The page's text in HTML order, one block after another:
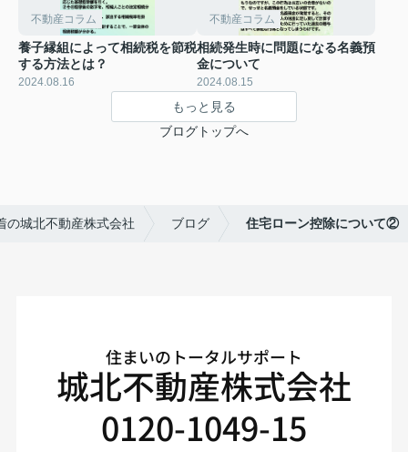
不動産コラム
養子縁組によって相続税を節税
する方法とは？
2024.08.16
不動産コラム
相続発生時に問題になる名義預
金について
2024.08.15
もっと見る
ブログトップへ
の城北不動産株式会社 ブログ 住宅ローン控除について②
住まいのトータルサポート
城北不動産株式会社
0120-1049-15